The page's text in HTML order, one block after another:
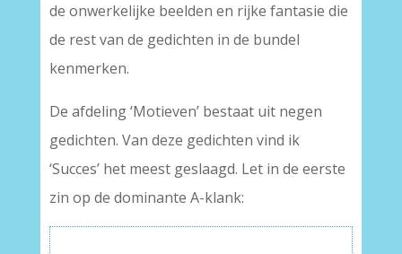
de onwerkelijke beelden en rijke fantasie die
de rest van de gedichten in de bundel
kenmerken.
De afdeling ‘Motieven’ bestaat uit negen
gedichten. Van deze gedichten vind ik
‘Succes’ het meest geslaagd. Let in de eerste
zin op de dominante A-klank: